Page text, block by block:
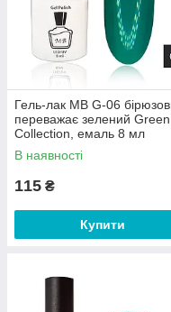
Гель-лак MB G-06
переважає зелений Green
Collection, емаль 8 мл
В наявності
115 ₴
Купити